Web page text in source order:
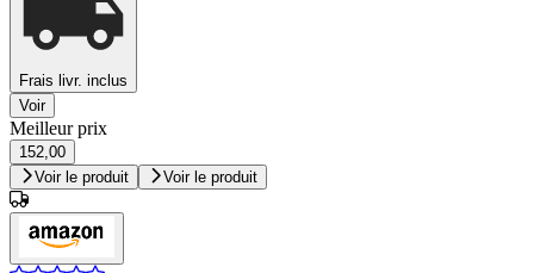
Frais livr. inclus
Voir
Meilleur prix
152,00
Voir le produit
Voir le produit